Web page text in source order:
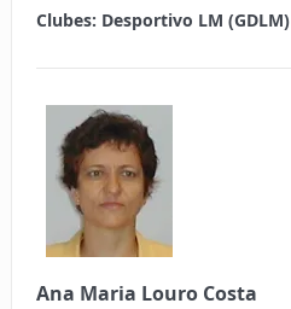
Clubes: Desportivo LM (GDLM)
Ana Maria Louro Costa